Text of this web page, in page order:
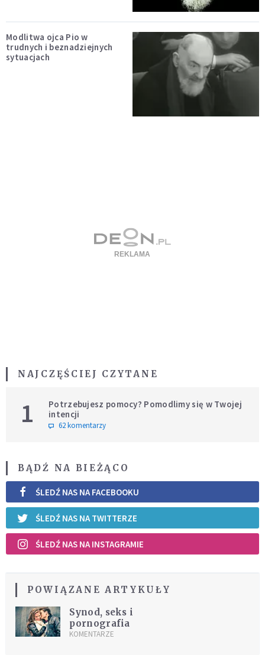
Modlitwa ojca Pio w
trudnych i beznadziejnych
sytuacjach
NAJCZĘŚCIEJ CZYTANE
1
Potrzebujesz pomocy? Pomodlimy się w Twojej
intencji
62 komentarzy
BĄDŹ NA BIEŻĄCO
ŚLEDŹ NAS NA FACEBOOKU
ŚLEDŹ NAS NA TWITTERZE
ŚLEDŹ NAS NA INSTAGRAMIE
POWIĄZANE ARTYKUŁY
Synod, seks i
pornografia
KOMENTARZE